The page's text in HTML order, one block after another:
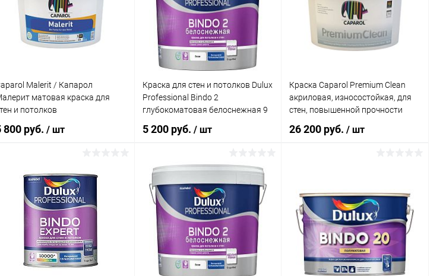
В избранное В наличии В избранное В наличии В избранное В наличии
Malerit / Капарол
матовая краска для
и потолков
800 руб. / шт
В корзину
Купить в 1 клик К сравнению
В избранное
Литраж | Масса:
Краска для стен и потолков Dulux
Professional Bindo 2
глубокоматовая белоснежная 9
5 200 руб. / шт
Купить в 1 клик К сравнению
В избранное В наличии
Краска Caparol Premium Clean
акриловая, износостойкая, для
стен, повышенной прочности
26 200 руб./ шт
Купить в 1 клик К сравнению
В избранное В наличии
Литраж | Масса:
5 л